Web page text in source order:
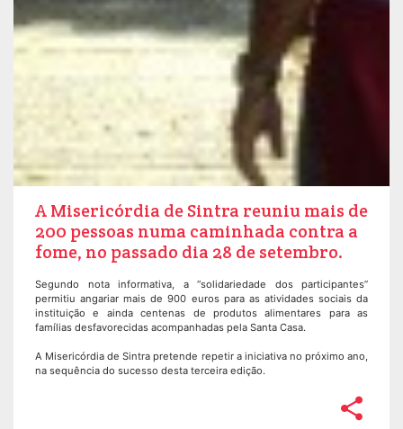
A Misericórdia de Sintra reuniu mais de
200 pessoas numa caminhada contra a
fome, no passado dia 28 de setembro.
Segundo nota informativa, a “solidariedade dos participantes”
permitiu angariar mais de 900 euros para as atividades sociais da
instituição e ainda centenas de produtos alimentares para as
famílias desfavorecidas acompanhadas pela Santa Casa.
A Misericórdia de Sintra pretende repetir a iniciativa no próximo ano,
na sequência do sucesso desta terceira edição.
share